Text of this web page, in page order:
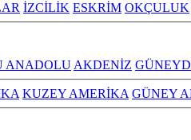
İZCİLİK ESKRİM OKÇULUK
ANADOLU AKDENİZ
KUZEY AMERİKA GÜNEY